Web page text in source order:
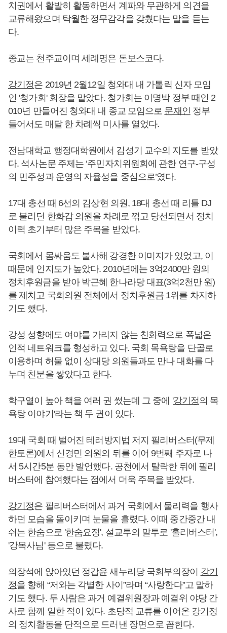
치권에서 활발히 활동하면서 계파와 무관하게 의견을
교류해왔으며 탁월한 정무감각을 갖췄다는 말을 듣는
다.
종교는 천주교이며 세례명은 돈보스코다.
강기정은 2019년 2월12일 청와대 내 가톨릭 신자 모임
인 '청가회' 회장을 맡았다. 청가회는 이명박 정부 때인 2
010년 만들어진 청와대 내 종교 모임으로 문재인 정부
들어서도 매달 한 차례씩 미사를 열었다.
전남대학교 행정대학원에서 김성기 교수의 지도를 받았
다. 석사논문 주제는 ‘주민자치위원회에 관한 연구-구성
의 민주성과 운영의 자율성을 중심으로’였다.
17대 총선 때 6선의 김상현 의원, 18대 총선 때 리틀 DJ
로 불리던 한화갑 의원을 차례로 꺾고 당선되면서 정치
이력 초기부터 많은 주목을 받았다.
국회에서 몸싸움도 불사해 강경한 이미지가 있었고, 이
때문에 인지도가 높았다. 2010년에는 3억2400만 원의
정치후원금을 받아 박근혜 한나라당 대표(3억2천만 원)
를 제치고 국회의원 전체에서 정치후원금 1위를 차지하
기도 했다.
강성 성향에도 여야를 가리지 않는 친화력으로 폭넓은
인적 네트워크를 형성하고 있다. 국회 목욕탕을 단골로
이용하며 허물 없이 상대당 의원들과도 만나 대화를 다
누며 친분을 쌓았다고 한다.
학구열이 높아 책을 여러 권 썼는데 그 중에 '강기정의 목
욕탕 이야기'라는 책 두 권이 있다.
19대 국회 때 벌어진 테러방지법 저지 필리버스터(무제
한토론)에서 신경민 의원의 뒤를 이어 9번째 주자로 나
서 5시간5분 동안 발언했다. 공천에서 탈락한 뒤에 필리
버스터에 참여했다는 점에서 더욱 주목을 받았다.
강기정은 필리버스터에서 과거 국회에서 물리력을 행사
하던 모습을 돌이키며 눈물을 흘렸다. 이때 중간중간 내
쉬는 한숨으로 '한숨요정', 설교투의 말투로 '홀리버스터',
'강목사님' 등으로 불렸다.
의장석에 앉아있던 정갑윤 새누리당 국회부의장이 강기
정을 향해 “저와는 각별한 사이”라며 “사랑한다”고 말하
기도 했다. 두 사람은 과거 예결위원장과 예결위 야당 간
사로 함께 일한 적이 있다. 초당적 교류를 이어온 강기정
의 정치활동을 단적으로 드러낸 장면으로 꼽힌다.